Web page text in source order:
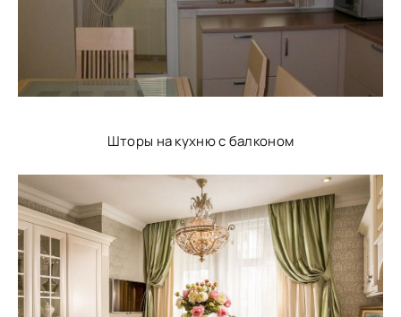
Шторы на кухню с балконом